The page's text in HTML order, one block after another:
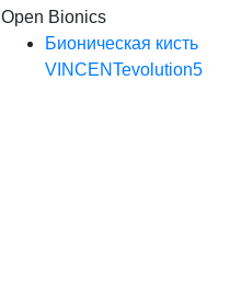
Open Bionics
Бионическая кисть
VINCENTevolution5